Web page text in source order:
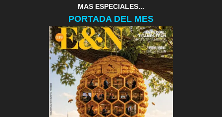
MAS ESPECIALES...
PORTADA DEL MES